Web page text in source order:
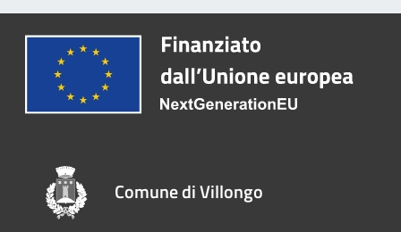
Comune di Villongo